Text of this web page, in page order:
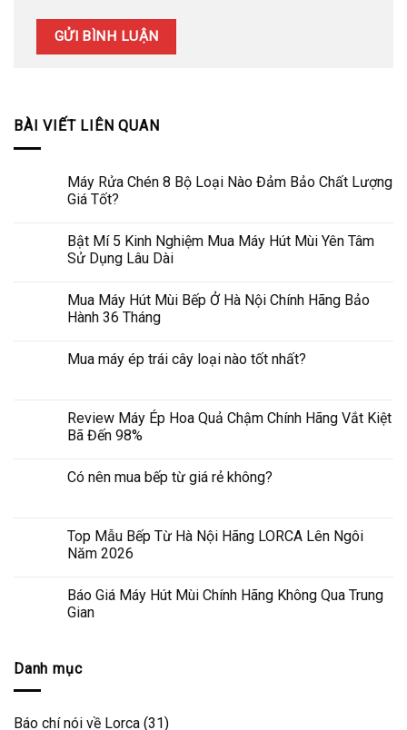
BÀI VIẾT LIÊN QUAN
Máy Rửa Chén 8 Bộ Loại Nào Đảm Bảo Chất Lượng
Giá Tốt?
Bật Mí 5 Kinh Nghiệm Mua Máy Hút Mùi Yên Tâm
Sử Dụng Lâu Dài
Mua Máy Hút Mùi Bếp Ở Hà Nội Chính Hãng Bảo
Hành 36 Tháng
Mua máy ép trái cây loại nào tốt nhất?
Review Máy Ép Hoa Quả Chậm Chính Hãng Vắt Kiệt
Bã Đến 98%
Có nên mua bếp từ giá rẻ không?
Top Mẫu Bếp Từ Hà Nội Hãng LORCA Lên Ngôi
Năm 2026
Báo Giá Máy Hút Mùi Chính Hãng Không Qua Trung
Gian
Danh mục
Báo chí nói về Lorca (31)